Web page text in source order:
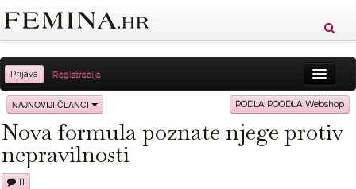
Prijava Registracija
Sreća Zdravlje Vitkost
Moda Ljubav Relax Putovanja Recepti
NAJNOVIJI ČLANCI PODLA POODLA Webshop
Nova formula poznate njege protiv
nepravilnosti
11